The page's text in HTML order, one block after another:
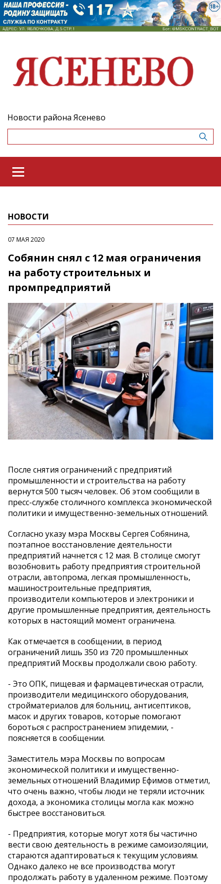
Новости района Ясенево
НОВОСТИ
07 МАЯ 2020
Собянин снял с 12 мая ограничения
на работу строительных и
промпредприятий
После снятия ограничений с предприятий
промышленности и строительства на работу
вернутся 500 тысяч человек. Об этом сообщили в
пресс-службе столичного комплекса экономической
политики и имущественно-земельных отношений.
Согласно указу мэра Москвы Сергея Собянина,
поэтапное восстановление деятельности
предприятий начнется с 12 мая. В столице смогут
возобновить работу предприятия строительной
отрасли, автопрома, легкая промышленность,
машиностроительные предприятия,
производители компьютеров и электроники и
другие промышленные предприятия, деятельность
которых в настоящий момент ограничена.
Как отмечается в сообщении, в период
ограничений лишь 350 из 720 промышленных
предприятий Москвы продолжали свою работу.
- Это ОПК, пищевая и фармацевтическая отрасли,
производители медицинского оборудования,
стройматериалов для больниц, антисептиков,
масок и других товаров, которые помогают
бороться с распространением эпидемии, -
поясняется в сообщении.
Заместитель мэра Москвы по вопросам
экономической политики и имущественно-
земельных отношений Владимир Ефимов отметил,
что очень важно, чтобы люди не теряли источник
дохода, а экономика столицы могла как можно
быстрее восстановиться.
- Предприятия, которые могут хотя бы частично
вести свою деятельность в режиме самоизоляции,
стараются адаптироваться к текущим условиям.
Однако далеко не все производства могут
продолжать работу в удаленном режиме. Поэтому